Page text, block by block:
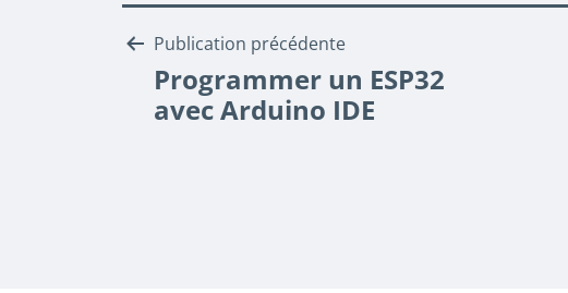
Navigation
de
Publication précédente
Programmer un ESP32
avec Arduino IDE